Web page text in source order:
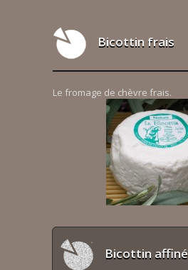
Bicottin frais
Le fromage de chèvre frais.
Bicottin affiné